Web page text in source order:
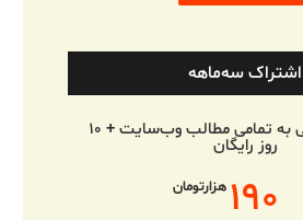
اشتراک سه‌ماهه
سه ماه دسترسی به تمامی مطالب وب‌سایت + ۱۰
روز رایگان
۱۹۰ هزارتومان